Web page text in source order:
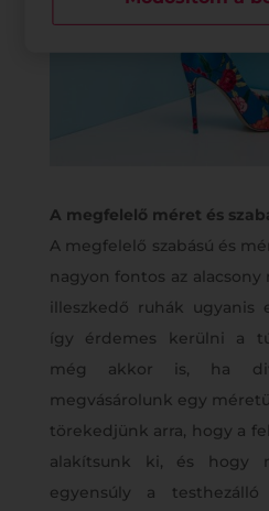
A megfelelő méret és
A megfelelő szabású és
nagyon fontos az alacsony
illeszkedő ruhák ugyanis
így érdemes kerülni a
még akkor is, ha
megvásárolunk egy
törekedjünk arra, hogy a
alakítsunk ki, és hogy
egyensúly a